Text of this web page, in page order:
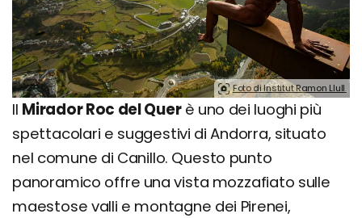
Foto di Institut Ramon Llull.
Il Mirador Roc del Querè uno dei luoghi più
spettacolari e suggestivi di Andorra, situato
nel comune di Canillo. Questo punto
panoramico offre una vista mozzafiato sulle
maestose valli e montagne dei Pirenei,